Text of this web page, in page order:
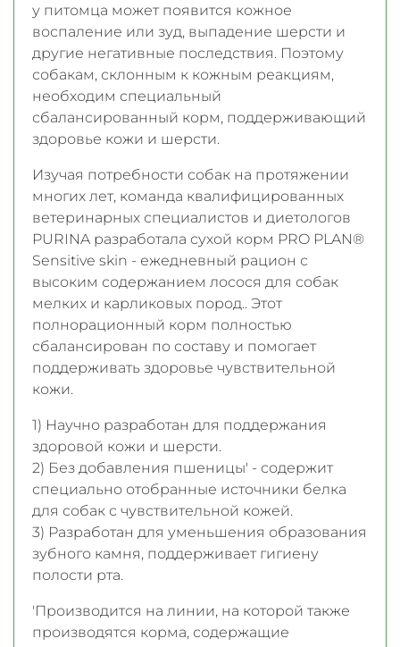
у питомца может появится кожное
воспаление или зуд, выпадение шерсти и
другие негативные последствия. Поэтому
собакам, склонным к кожным реакциям,
необходим специальный
сбалансированный корм, поддерживающий
здоровье кожи и шерсти.
Изучая потребности собак на протяжении
многих лет, команда квалифицированных
ветеринарных специалистов и диетологов
PURINA разработала сухой корм PRO PLAN®
Sensitive skin - ежедневный рацион с
высоким содержанием лосося для собак
мелких и карликовых пород.. Этот
полнорационный корм полностью
сбалансирован по составу и помогает
поддерживать здоровье чувствительной
кожи.
1) Научно разработан для поддержания
здоровой кожи и шерсти.
2) Без добавления пшеницы' - содержит
специально отобранные источники белка
для собак с чувствительной кожей.
3) Разработан для уменьшения образования
зубного камня, поддерживает гигиену
полости рта.
'Производится на линии, на которой также
производятся корма, содержащие